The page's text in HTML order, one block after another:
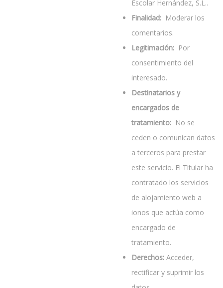
Escolar Hernández, S.L..
Finalidad: Moderar los
comentarios.
Legitimación: Por
consentimiento del
interesado.
Destinatarios y
encargados de
tratamiento: No se
ceden o comunican datos
a terceros para prestar
este servicio. El Titular ha
contratado los servicios
de alojamiento web a
ionos que actúa como
encargado de
tratamiento.
Derechos: Acceder,
rectificar y suprimir los